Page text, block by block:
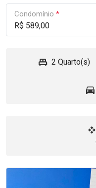
Condomínio *
R$ 589,00
2 Quarto(s)